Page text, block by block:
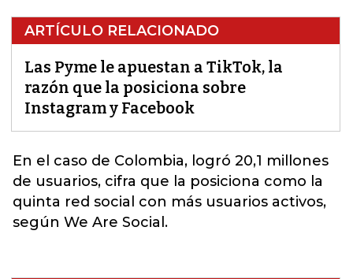
ARTÍCULO RELACIONADO
Las Pyme le apuestan a TikTok, la
razón que la posiciona sobre
Instagram y Facebook
En el caso de Colombia, logró 20,1 millones
de usuarios, cifra que la posiciona como la
quinta red social con más usuarios activos,
según We Are Social.